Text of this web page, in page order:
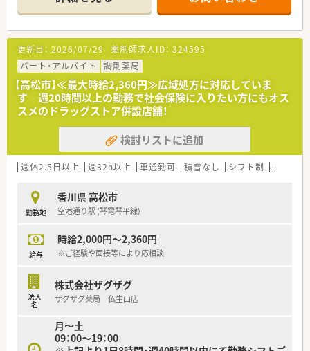
きます。
＜設備も充実＞
■電子薬歴や監査システムを完備しています。
＜業務内容＞
■処方箋による調剤業務、服薬指導、薬剤情報の提供など
■広域の処方箋を応需しています。
＜研修制度＞
■『どこの薬局でも通用する』薬剤師の育成・教育を行っていま
■メンター制度を取り入れ、ひとりひとりの
成長度合いに合わせた教育を心がけています。
＜法人特徴＞
■地域に根差したドラッグストア・調剤薬局・
ドラッグストア併設型調剤薬局を展開している法人です。
調剤薬局（併設店）は新店予定も含めて15店舗となります。
今後広島県を中心に調剤併設店を増やしていく方針の法人と
ります。
そのため、街の身近な医療人を目指し、患者様に興味をもって
薬剤師一人一人が患者様に薬のご提案や服薬指導後のフォロ
ーを行うなど
更新日： 2026/07/29 薬剤師求人ID： 324595
パート・アルバイト
調剤薬局
【高松市】≪最大時給2,360円≫広域処方に対応していま
す 週20時間以上の勤務で社会保険に入りたい方にもオス
スメのドラッグストア併設店舗！
検討リストに追加
週休2.5日以上 週32h以上 車通勤可 積雪なし シフト制 大手チ
勤務地
香川県 高松市
空港通り駅 (琴電琴平線)
給与
時給2,000円～2,360円
※ご経験や面接等により応相談
法人
名
株式会社ザグザグ
ザグザグ薬局 仏生山店
月～土
09：00～19：00